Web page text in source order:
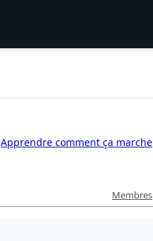
Apprendre comment ça marche
Membres